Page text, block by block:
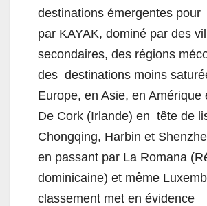
destinations émergentes pour
par KAYAK, dominé par des
secondaires, des régions
des destinations moins
Europe, en Asie, en Amérique
De Cork (Irlande) en tête de
Chongqing, Harbin et
en passant par La Romana
dominicaine) et même
classement met en évidence